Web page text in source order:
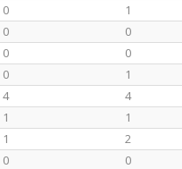
0 1
0 0
0 0
0 1
4 4
1 1
1 2
0 0